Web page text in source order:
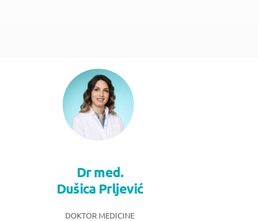
Dr med.
Dušica Prljević
DOKTOR MEDICINE